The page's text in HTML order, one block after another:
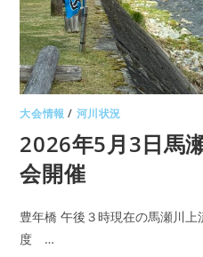
大会情報 / 河川状況
2026年5月3日馬
会開催
豊年橋 午後３時現在の馬瀬川
度 …